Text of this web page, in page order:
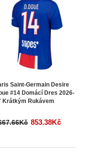
Saint-Germain Desire
#14 Domácí Dres 2026-
Krátkým Rukávem
853.38Kč